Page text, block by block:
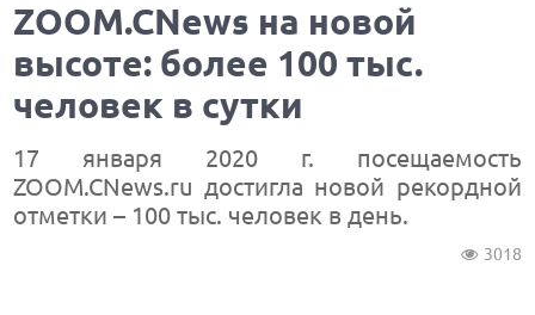
ZOOM.CNews на новой
высоте: более 100 тыс.
человек в сутки
17 января 2020 г. посещаемость
ZOOM.CNews.ru достигла новой рекордной
отметки – 100 тыс. человек в день.
3018